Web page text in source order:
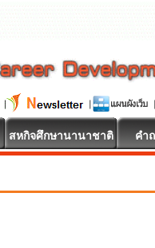
สหกิจศึกษานานาชาติ คำ